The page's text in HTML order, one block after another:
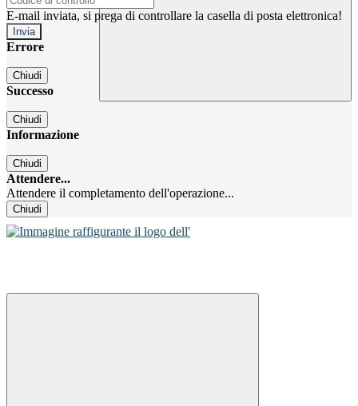
E-mail inviata, si prega di controllare la casella di posta elettronica!
Errore
Chiudi
Successo
Chiudi
Informazione
Chiudi
Attendere...
Attendere il completamento dell'operazione...
Chiudi